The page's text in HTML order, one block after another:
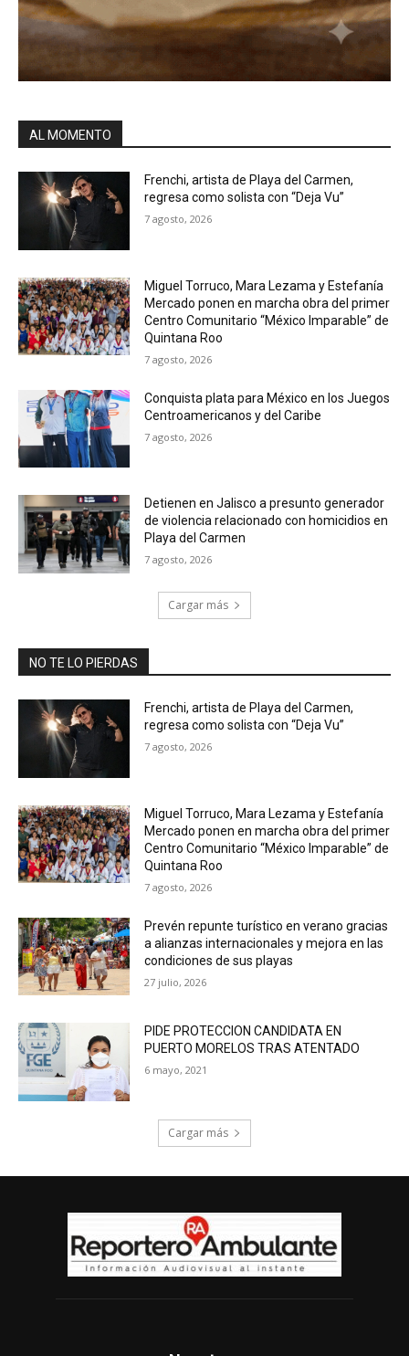
AL MOMENTO
Frenchi, artista de Playa del Carmen,
regresa como solista con “Deja Vu”
7 agosto, 2026
Miguel Torruco, Mara Lezama y Estefanía
Mercado ponen en marcha obra del primer
Centro Comunitario “México Imparable” de
Quintana Roo
7 agosto, 2026
Conquista plata para México en los Juegos
Centroamericanos y del Caribe
7 agosto, 2026
Detienen en Jalisco a presunto generador
de violencia relacionado con homicidios en
Playa del Carmen
7 agosto, 2026
Cargar más
NO TE LO PIERDAS
Frenchi, artista de Playa del Carmen,
regresa como solista con “Deja Vu”
7 agosto, 2026
Miguel Torruco, Mara Lezama y Estefanía
Mercado ponen en marcha obra del primer
Centro Comunitario “México Imparable” de
Quintana Roo
7 agosto, 2026
Prevén repunte turístico en verano gracias
a alianzas internacionales y mejora en las
condiciones de sus playas
27 julio, 2026
PIDE PROTECCION CANDIDATA EN
PUERTO MORELOS TRAS ATENTADO
6 mayo, 2021
Cargar más